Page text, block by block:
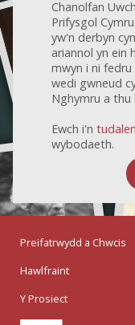
Chanolfan
Prifysgol
yw'n derbyn
ariannol yn ein
mwyn i ni
wedi gwneud
Nghymru a thu
Ewch i'n
wybodaeth.
Preifatrwydd a Chwcis
Hawlfraint
Y Prosiect